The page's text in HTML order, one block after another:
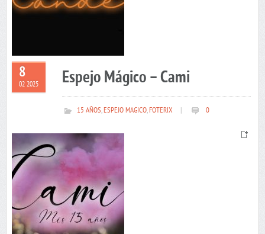
8
02 2025 Espejo Mágico – Cami
15 AÑOS,ESPEJO MAGICO,FOTERIX 0